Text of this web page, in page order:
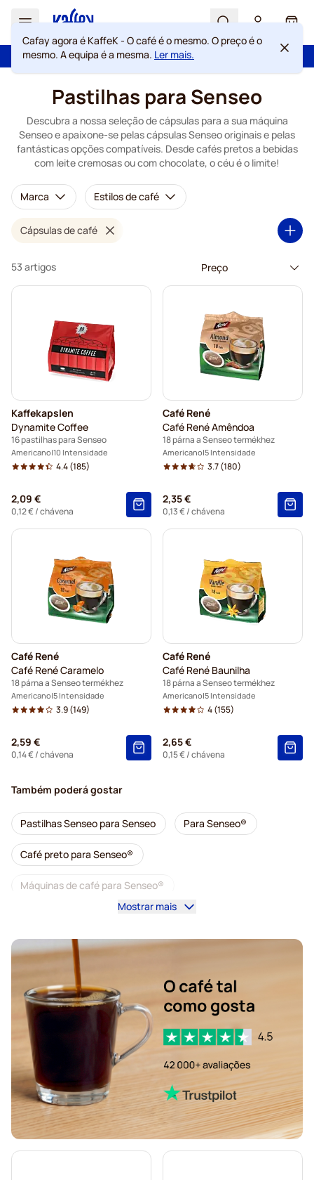
Ir para o Conteúdo
Search Cart
Garantia de preços sempre justos
Com a confiança de mais de 2 000 000 de clientes
Cafay agora é KaffeK - O café é o mesmo. O preço é o
mesmo. A equipa é a mesma. Ler mais.
Pastilhas para Senseo
Descubra a nossa seleção de cápsulas para a sua máquina
Senseo e apaixone-se pelas cápsulas Senseo originais e pelas
fantásticas opções compatíveis. Desde cafés pretos a bebidas
com leite cremosas ou com chocolate, o céu é o limite!
Marca Estilos de café
Cápsulas de café
53 artigos
Kaffekapslen
Dynamite Coffee
16 pastilhas para Senseo
Americano 10 Intensidade
4.4(185)
2,09 €
0,12 €/ chávena
Café René
Café René Amêndoa
18 párna a Senseo termékhez
Americano 5 Intensidade
3.7(180)
2,35 €
0,13 €/ chávena
Café René
Café René Caramelo
18 párna a Senseo termékhez
Americano 5 Intensidade
3.9(149)
2,59 €
0,14 €/ chávena
Café René
Café René Baunilha
18 párna a Senseo termékhez
Americano 5 Intensidade
4(155)
2,65 €
0,15 €/ chávena
Também poderá gostar
Pastilhas Senseo para Senseo Para Senseo®
Café preto para Senseo®
Máquinas de café para Senseo®
Acessórios para Senseo® Descafeinado para Senseo
Descalcificação e limpeza para Senseo
Pastilhas Segafredo para Senseo
Pastilhas Café René para Senseo
Pastilhas para Senseo
Pastilhas de café Merrild para Senseo
Pastilhas Friele para Senseo
Mostrar mais